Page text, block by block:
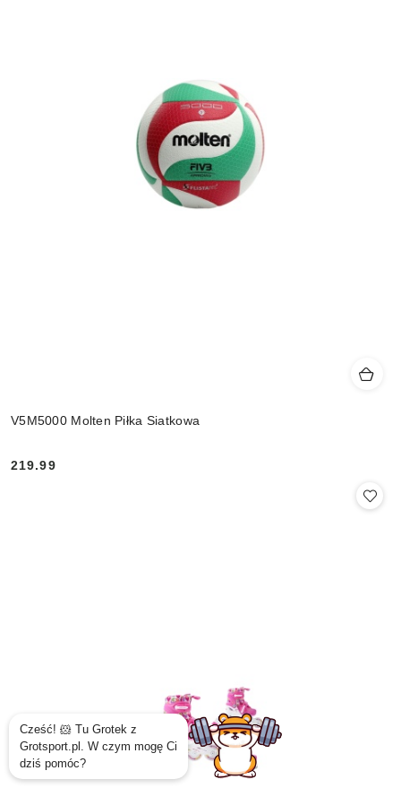
V5M5000 Molten Piłka Siatkowa
Cena:
219.99